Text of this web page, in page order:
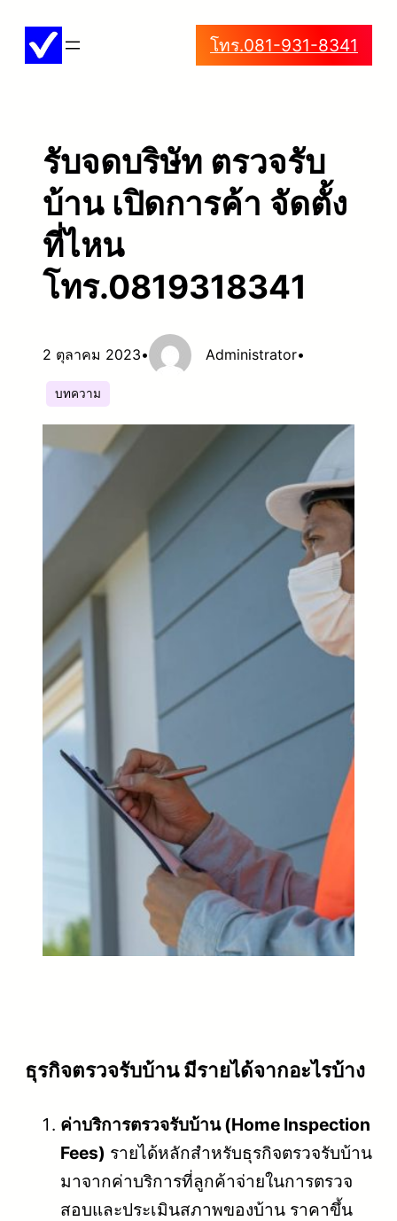
โทร.081-931-8341
รับจดบริษัท ตรวจรับ
บ้าน เปิดการค้า จัดตั้ง
ที่ไหน
โทร.0819318341
2 ตุลาคม 2023• Administrator•
บทความ
ธุรกิจตรวจรับบ้าน มีรายได้จากอะไรบ้าง
ค่าบริการตรวจรับบ้าน (Home Inspection
Fees) รายได้หลักสำหรับธุรกิจตรวจรับบ้าน
มาจากค่าบริการที่ลูกค้าจ่ายในการตรวจ
สอบและประเมินสภาพของบ้าน ราคาขึ้น